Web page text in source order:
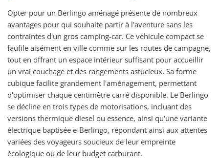
Opter pour un Berlingo aménagé présente de nombreux
avantages pour qui souhaite partir à l'aventure sans les
contraintes d'un gros camping-car. Ce véhicule compact se
faufile aisément en ville comme sur les routes de campagne,
tout en offrant un espace intérieur suffisant pour accueillir
un vrai couchage et des rangements astucieux. Sa forme
cubique facilite grandement l'aménagement, permettant
d'optimiser chaque centimètre carré disponible. Le Berlingo
se décline en trois types de motorisations, incluant des
versions thermique diesel ou essence, ainsi qu'une variante
électrique baptisée e-Berlingo, répondant ainsi aux attentes
variées des voyageurs soucieux de leur empreinte
écologique ou de leur budget carburant.